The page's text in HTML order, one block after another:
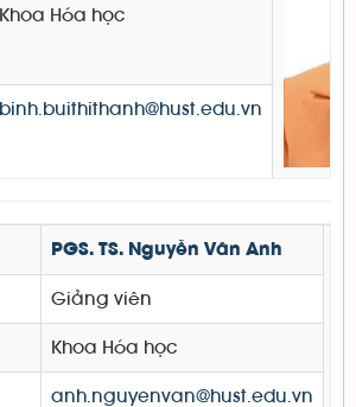
Khoa Hóa học
binh.buithithanh@hust.edu.vn
PGS. TS. Nguyễn Vân Anh
Giảng viên
Khoa Hóa học
anh.nguyenvan@hust.edu.vn